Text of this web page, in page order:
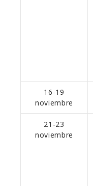
16-19
noviembre
21-23
noviembre